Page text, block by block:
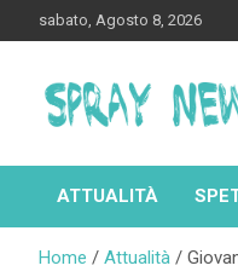
to
sabato, Agosto 8, 2026
ATTUALITÀ
Home Attualità